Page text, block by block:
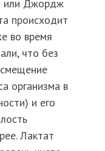
или Джордж
происходит
во время
что без
организма в
и его
Лактат